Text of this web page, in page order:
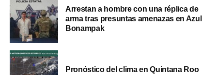
Arrestan a hombre con una réplica de
arma tras presuntas amenazas en Azul
Bonampak
Pronóstico del clima en Quintana Roo